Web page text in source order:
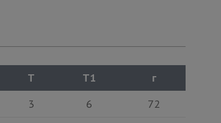
T T1
г
3 6 72